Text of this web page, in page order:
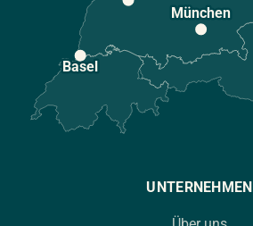
München
Basel
UNTERNEHMEN